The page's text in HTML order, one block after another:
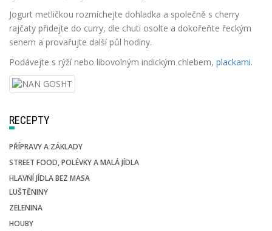
Jogurt metličkou rozmíchejte dohladka a společně s cherry
rajčaty přidejte do curry, dle chuti osolte a dokořeňte řeckým
senem a provařujte další půl hodiny.
Podávejte s rýží nebo libovolným indickým chlebem, plackami.
RECEPTY
PŘÍPRAVY A ZÁKLADY
STREET FOOD, POLÉVKY A MALÁ JÍDLA
HLAVNÍ JÍDLA BEZ MASA
LUŠTĚNINY
ZELENINA
HOUBY